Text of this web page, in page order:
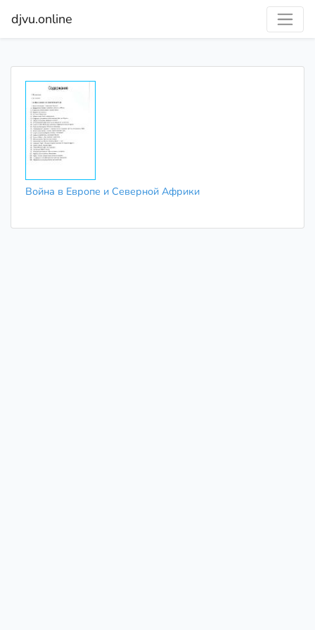
djvu.online
Война в Европе и Северной Африки